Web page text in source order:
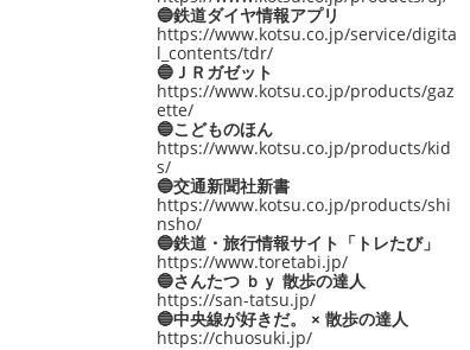
🔵鉄道ダイヤ情報アプリ
https://www.kotsu.co.jp/service/digita
l_contents/tdr/
🔵ＪＲガゼット
https://www.kotsu.co.jp/products/gaz
ette/
🔵こどものほん
https://www.kotsu.co.jp/products/kid
s/
🔵交通新聞社新書
https://www.kotsu.co.jp/products/shi
nsho/
🔵鉄道・旅行情報サイト「トレたび」
https://www.toretabi.jp/
🔵さんたつ ｂｙ 散歩の達人
https://san-tatsu.jp/
🔵中央線が好きだ。 × 散歩の達人
https://chuosuki.jp/